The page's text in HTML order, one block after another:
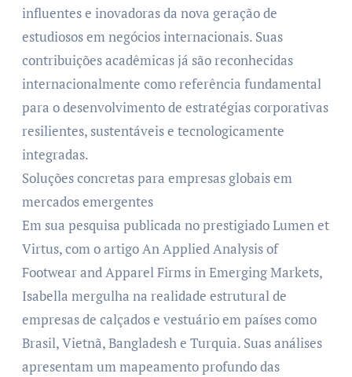
influentes e inovadoras da nova geração de
estudiosos em negócios internacionais. Suas
contribuições acadêmicas já são reconhecidas
internacionalmente como referência fundamental
para o desenvolvimento de estratégias corporativas
resilientes, sustentáveis e tecnologicamente
integradas.
Soluções concretas para empresas globais em
mercados emergentes
Em sua pesquisa publicada no prestigiado Lumen et
Virtus, com o artigo An Applied Analysis of
Footwear and Apparel Firms in Emerging Markets,
Isabella mergulha na realidade estrutural de
empresas de calçados e vestuário em países como
Brasil, Vietnã, Bangladesh e Turquia. Suas análises
apresentam um mapeamento profundo das